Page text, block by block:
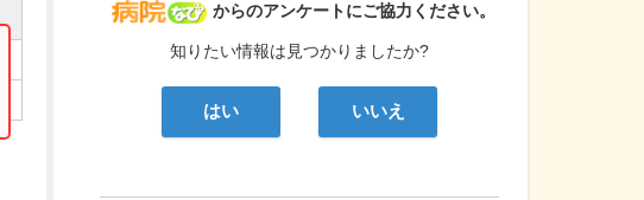
病院なび
からのアンケートにご協力ください。
知りたい情報は見つかりましたか?
はい いいえ